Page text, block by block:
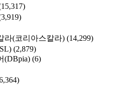
라(코리아스칼라) (14,299)
(2,879)
(DBpia) (6)